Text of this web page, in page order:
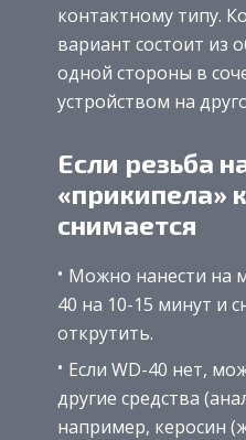
контактному типу.
вариант состоит из
одной стороны в
устройством на
Если резьба
«прикипела»
снимается
Можно нанести на
40 на 10-15 минут и
открутить.
Если WD-40 нет,
другие средства
например, керосин